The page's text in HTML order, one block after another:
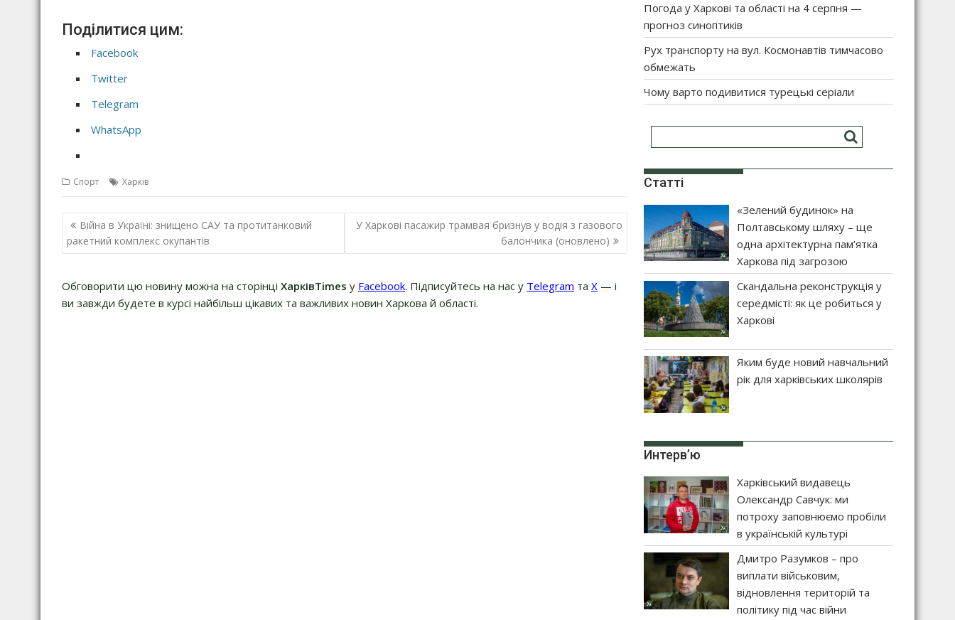
Поділитися цим:
Facebook
Twitter
Telegram
WhatsApp
Спорт Харків
Н
а
і
г
Війна в Україні: знищено САУ та протитанковий
ракетний комплекс окупантів
У Харкові пасажир трамвая бризнув у водія з газового
балончика (оновлено)
Обговорити цю новину можна на сторінці ХарківTimes у Facebook. Підписуйтесь на нас у Telegram та Х — і
ви завжди будете в курсі найбільш цікавих та важливих новин Харкова й області.
Погода у Харкові та області на 4 серпня —
прогноз синоптиків
Рух транспорту на вул. Космонавтів тимчасово
обмежать
Чому варто подивитися турецькі серіали
Статті
«Зелений будинок» на
Полтавському шляху – ще
одна архітектурна пам’ятка
Харкова під загрозою
Скандальна реконструкція у
середмісті: як це робиться у
Харкові
Яким буде новий навчальний
рік для харківських школярів
Интерв’ю
Харківський видавець
Олександр Савчук: ми
потроху заповнюємо пробіли
в українській культурі
Дмитро Разумков – про
виплати військовим,
відновлення територій та
політику під час війни